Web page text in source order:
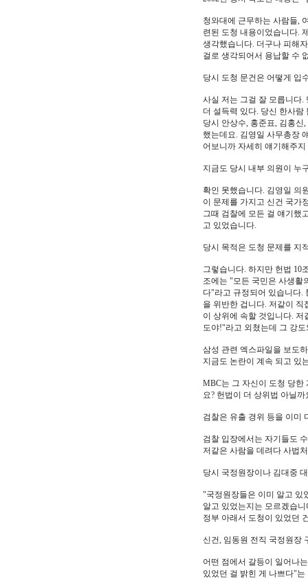
청와대에 근무하는 사람들,
련된 도청 내용이었습니다.
생각했습니다. 더구나 피해
걸로 생각되어서 용납할 수
당시 도청 문건은 어떻게 입
사실 저는 그걸 잘 모릅니다.
더 설득력 있다. 당신 한사
당시 안상수, 홍준표, 김홍
했는데요. 김영일 사무총장
어보니까 자세히 얘기해주
지금도 당시 내부 의원이 누
확인 못했습니다. 김영일 의
이 문제를 가지고 신건 국가
그때 검찰에 모든 걸 얘기했
고 있었습니다.
당시 목적은 도청 문제를 지
그렇습니다. 하지만 헌법 10
조에는 "모든 국민은 사생활
다"라고 규정되어 있습니다.
을 위반한 겁니다. 저같이
이 상위에 속할 것입니다.
도야!"라고 외쳤는데 그 강
삼성 관련 엑스파일을 보도
지금도 논란이 계속 되고 있
MBC는 그 자신이 도청 당한
요? 헌법이 더 상위법 아닐까
검찰은 유출 경위 등을 이미
검찰 입장에서는 자기들도
저같은 사람을 데려다 사법
당시 국정원장이나 김대중
"국정원장들은 이미 알고 있
알고 있었는지는 모르겠습
정부 아래서 도청이 있었던
신건, 임동원 전직 국정원장
어떤 점에서 갈등이 일어나
있었던 걸 밝힌 게 나쁘다"